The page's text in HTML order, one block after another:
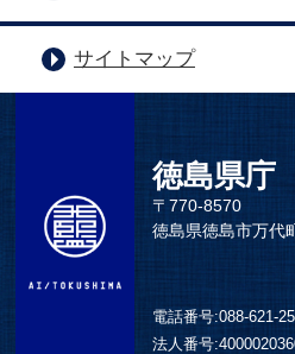
サイトマップ
徳島県庁
〒770-8570
徳島県徳島市万代
電話番号:088-621-
法人番号: